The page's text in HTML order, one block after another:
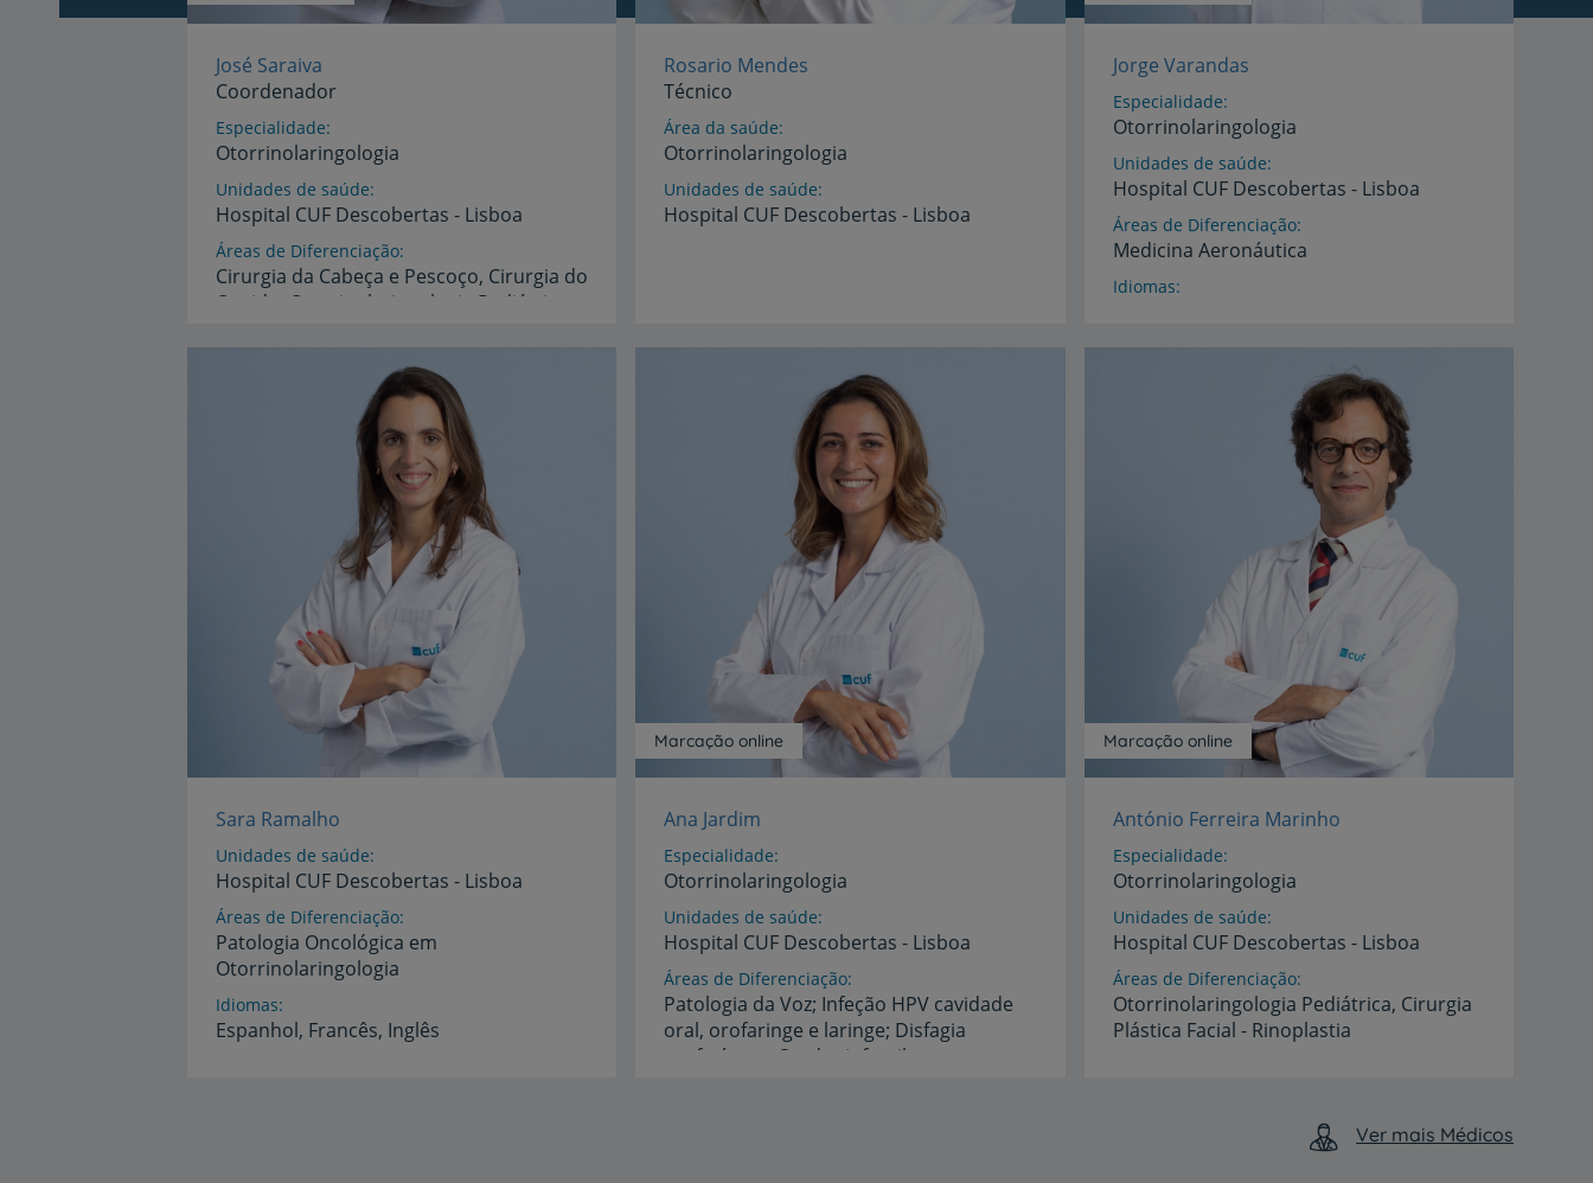
José Saraiva
Coordenador
Especialidade
Otorrinolaringologia
Unidades de saúde
Hospital CUF Descobertas - Lisboa
Áreas de Diferenciação
Cirurgia da Cabeça e Pescoço, Cirurgia do
Ouvido,
Otorrinolaringologia Pediátrica
Inglês
Rosario Mendes
Técnico
Área da saúde
Otorrinolaringologia
Unidades de saúde
Hospital CUF Descobertas - Lisboa
Jorge Varandas
Especialidade
Otorrinolaringologia
Unidades de saúde
Hospital CUF Descobertas - Lisboa
Áreas de Diferenciação
Medicina Aeronáutica
Idiomas
Sara Ramalho
Unidades de saúde
Hospital CUF Descobertas - Lisboa
Áreas de Diferenciação
Patologia Oncológica em
Otorrinolaringologia
Idiomas
Espanhol, Francês, Inglês
Marcação online
Ana Jardim
Especialidade
Otorrinolaringologia
Unidades de saúde
Hospital CUF Descobertas - Lisboa
Áreas de Diferenciação
Patologia da Voz; Infeção HPV cavidade
oral, orofaringe e laringe; Disfagia
orofaríngea; Surdez infantil
Marcação online
António Ferreira Marinho
Especialidade
Otorrinolaringologia
Unidades de saúde
Hospital CUF Descobertas - Lisboa
Áreas de Diferenciação
Otorrinolaringologia Pediátrica, Cirurgia
Plástica Facial - Rinoplastia
Ver mais Médicos